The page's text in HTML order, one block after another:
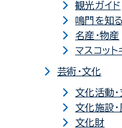
観光ガイド
鳴門を知る
名産・物産
マスコット
芸術・文化
文化活動
文化施設
文化財